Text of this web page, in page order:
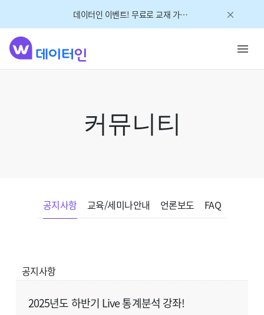
데이터인 이벤트! 무료로 교재 가져가세요!
커뮤니티
공지사항 교육/세미나안내 언론보도 FAQ
공지사항
2025년도 하반기 Live 통계분석 강좌!